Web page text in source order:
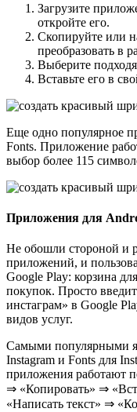
Загрузите
откройте его.
Скопируйте или
преобразовать в
Выберите
Вставьте его в
Еще одно популярное
Fonts. Приложение
выбор более 115
Приложения для
Не обошли стороной и
приложений, и
Google Play: корзина
покупок. Просто
инстаграм» в Google
видов услуг.
Самыми популярными
Instagram и Fonts для
приложения работают
⇒ «Копировать» ⇒
«Написать текст» ⇒